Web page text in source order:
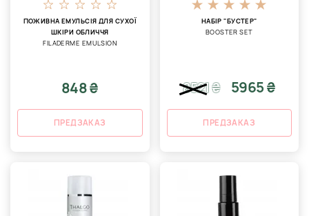
ПОЖИВНА ЕМУЛЬСІЯ ДЛЯ СУХОЇ
ШКІРИ ОБЛИЧЧЯ
FILADERME EMULSION
848 ₴
ПРЕДЗАКАЗ
НАБІР "БУСТЕР"
BOOSTER SET
8521₴ 5965 ₴
ПРЕДЗАКАЗ